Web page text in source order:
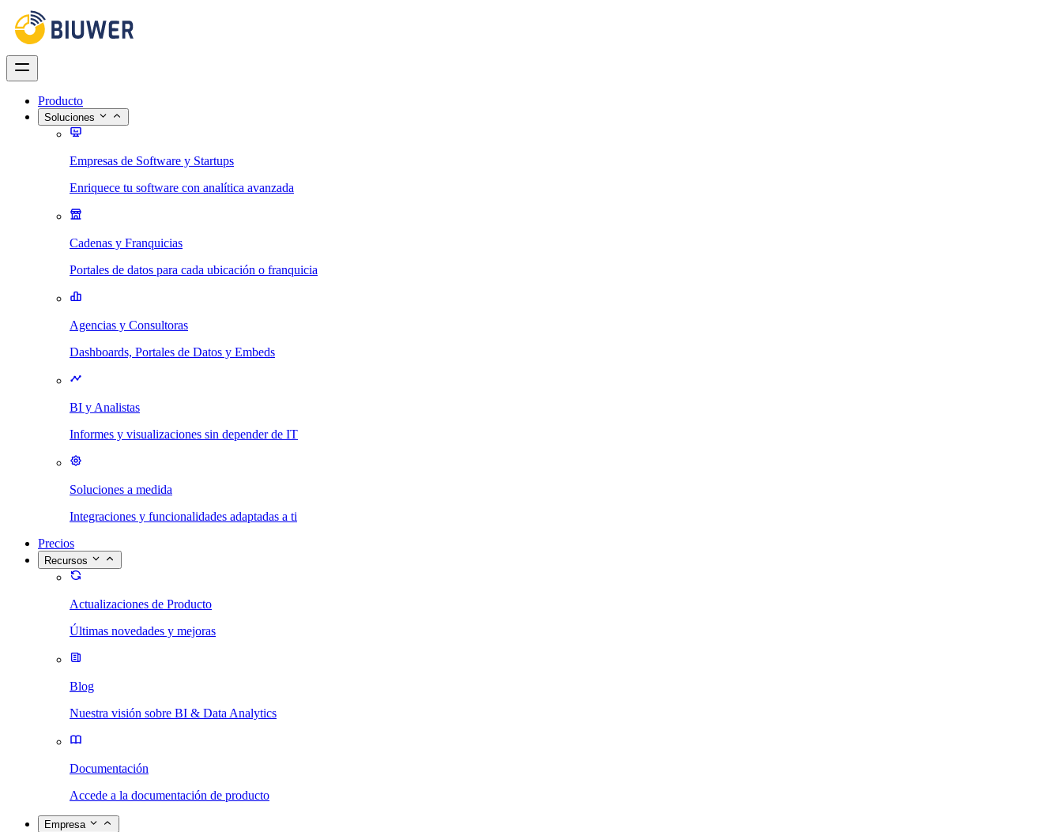
Producto
Soluciones
Empresas de Software y Startups
Enriquece tu software con analítica avanzada
Cadenas y Franquicias
Portales de datos para cada ubicación o franquicia
Agencias y Consultoras
Dashboards, Portales de Datos y Embeds
BI y Analistas
Informes y visualizaciones sin depender de IT
Soluciones a medida
Integraciones y funcionalidades adaptadas a ti
Precios
Recursos
Actualizaciones de Producto
Últimas novedades y mejoras
Blog
Nuestra visión sobre BI & Data Analytics
Documentación
Accede a la documentación de producto
Empresa